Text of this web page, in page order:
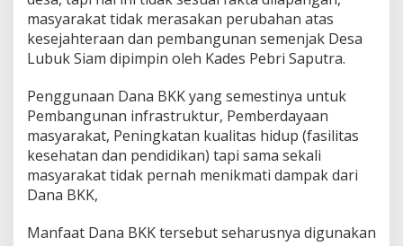
masyarakat tidak merasakan perubahan atas
kesejahteraan dan pembangunan semenjak Desa
Lubuk Siam dipimpin oleh Kades Pebri Saputra.
Penggunaan Dana BKK yang semestinya untuk
Pembangunan infrastruktur, Pemberdayaan
masyarakat, Peningkatan kualitas hidup (fasilitas
kesehatan dan pendidikan) tapi sama sekali
masyarakat tidak pernah menikmati dampak dari
Dana BKK,
Manfaat Dana BKK tersebut seharusnya digunakan